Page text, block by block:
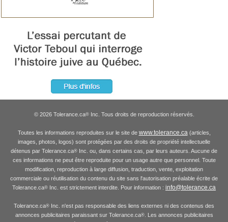
© 2026 Tolerance.ca®Inc. Tous droits de reproduction réservés.
Toutes les informations reproduites sur le site de www.tolerance.ca(articles,
images, photos, logos) sont protégées par des droits de propriété intellectuelle
détenus par Tolerance.ca® Inc. ou, dans certains cas, par leurs auteurs. Aucune de
ces informations ne peut être reproduite pour un usage autre que personnel. Toute
modification, reproduction à large diffusion, traduction, vente, exploitation
commerciale ou réutilisation du contenu du site sans l'autorisation préalable écrite de
Tolerance.ca® Inc. est strictement interdite. Pour information : info@tolerance.ca
Tolerance.ca® Inc. n'est pas responsable des liens externes ni des contenus des
annonces publicitaires paraissant sur Tolerance.ca®. Les annonces publicitaires